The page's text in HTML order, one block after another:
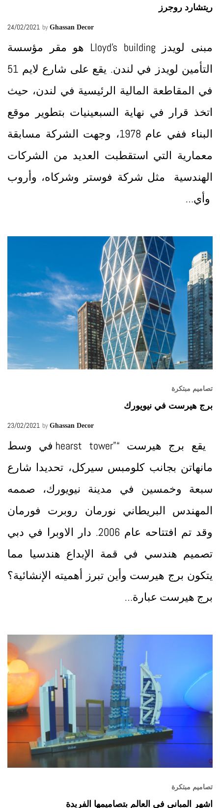
ريتشارد روجرز
24/02/2021 by Ghassan Decor
مبنى لويدز Lloyd’s building هو مقر مؤسسة
التأمين لويدز في لندن. يقع على شارع لايم 51
في المقاطعة المالية الرئيسية في لندن، حيث
اتخذ قرار في نهاية السبعينيات بتطوير موقع
البناء ففي عام 1978، وجهت الشركة مسابقة
معمارية التي استقطبت العديد من الشركات
الهندسية مثل شركة فوستر وشركاه، وأروب
وأي…
تصاميم مبتكرة
برج هيرست في نيويورك
23/02/2021 by Ghassan Decor
يقع برج هيرست “”hearst tower في وسط
مانهاتن بجانب كلومبس سيركل، تحديدا شارع
سبعة وخمسين في مدينة نيويورك، صممه
المهندس البريطاني نورمان روبرت فورمان
وقد تم افتتاحه عام 2006. دار الاوبرا في دبي
تصميم هندسي في قمة الإبداع هندسيا مما
يتكون برج هيرست وأين تبرز أهميته الإنشائية؟
برج هيرست عبارة…
تصاميم مبتكرة
اشهر المباني في العالم بتصاميمها الفريدة